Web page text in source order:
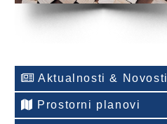
Aktualnosti & Novosti
Prostorni planovi